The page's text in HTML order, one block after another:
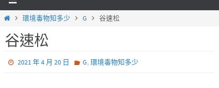
Home環境毒物知多少 G 谷速松
谷速松
2021 年 4 月 20 日 G, 環境毒物知多少